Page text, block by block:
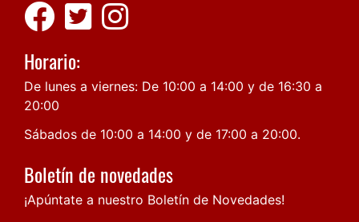
Horario:
De lunes a viernes: De 10:00 a 14:00 y de 16:30 a
20:00
Sábados de 10:00 a 14:00 y de 17:00 a 20:00.
Boletín de novedades
¡Apúntate a nuestro Boletín de Novedades!